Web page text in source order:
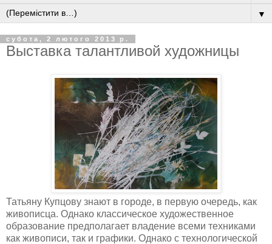
▼
субота, 2 лютого 2013 р.
Выставка талантливой художницы
Татьяну Купцову знают в городе, в первую очередь, как
живописца. Однако классическое художественное
образование предполагает владение всеми техниками
как живописи, так и графики. Однако с технологической